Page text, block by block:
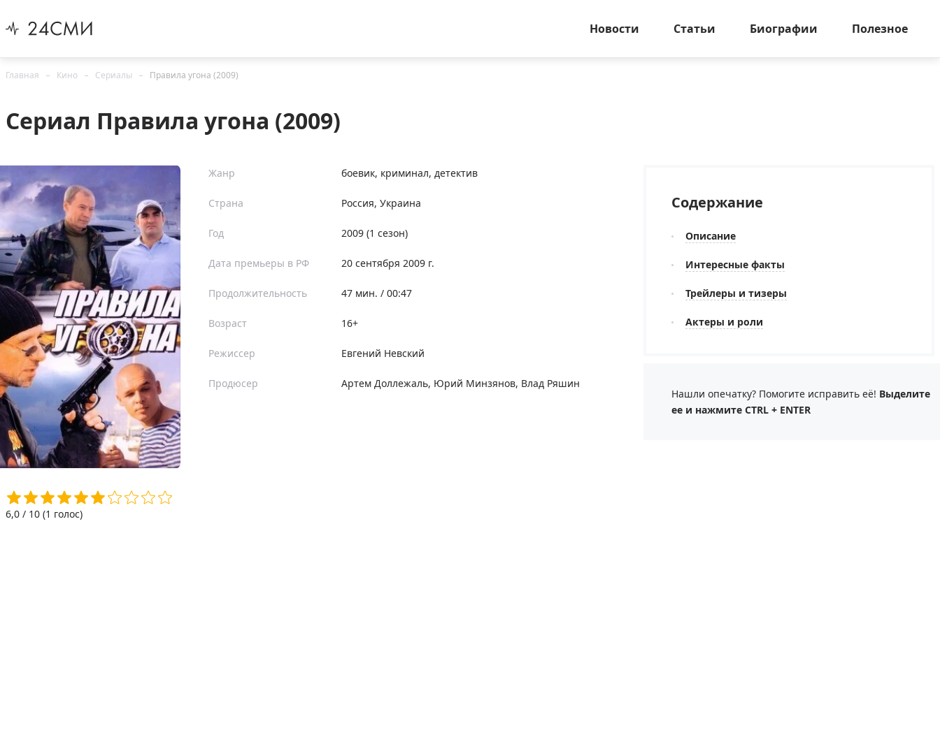
Новости Статьи Биографии Полезное
Главная Кино Сериалы Правила угона (2009)
Сериал Правила угона (2009)
6,0 / 10 (1 голос)
Жанр боевик, криминал, детектив
Страна Россия, Украина
Год 2009 (1 сезон)
Дата премьеры в РФ 20 сентября 2009 г.
Продолжительность 47 мин. / 00:47
Возраст 16+
Режиссер Евгений Невский
Продюсер Артем Доллежаль, Юрий Минзянов, Влад Ряшин
Содержание
Описание
Интересные факты
Трейлеры и тизеры
Актеры и роли
Нашли опечатку? Помогите исправить её! Выделите
ее и нажмите CTRL + ENTER